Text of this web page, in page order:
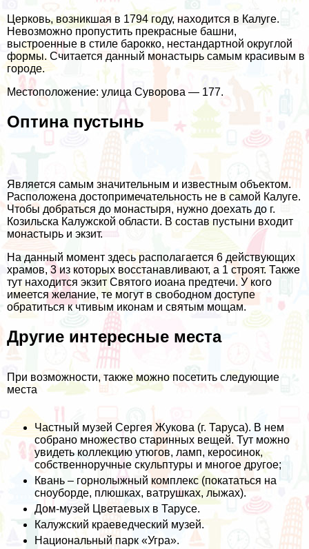
Церковь, возникшая в 1794 году, находится в Калуге.
Невозможно пропустить прекрасные башни,
выстроенные в стиле барокко, нестандартной округлой
формы. Считается данный монастырь самым красивым в
городе.
Местоположение: улица Суворова — 177.
Оптина пустынь
Является самым значительным и известным объектом.
Расположена достопримечательность не в самой Калуге.
Чтобы добраться до монастыря, нужно доехать до г.
Козильска Калужской области. В состав пустыни входит
монастырь и экзит.
На данный момент здесь располагается 6 действующих
храмов, 3 из которых восстанавливают, а 1 строят. Также
тут находится экзит Святого иоана предтечи. У кого
имеется желание, те могут в свободном доступе
обратиться к чтивым иконам и святым мощам.
Другие интересные места
При возможности, также можно посетить следующие
места
Частный музей Сергея Жукова (г. Таруса). В нем
собрано множество старинных вещей. Тут можно
увидеть коллекцию утюгов, ламп, керосинок,
собственноручные скульптуры и многое другое;
Квань – горнолыжный комплекс (покататься на
сноуборде, плюшках, ватрушках, лыжах).
Дом-музей Цветаевых в Тарусе.
Калужский краеведческий музей.
Национальный парк «Угра».